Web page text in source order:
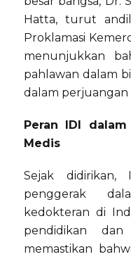
Hatta, turut
Proklamasi
menunjukkan
pahlawan dalam
dalam perjuangan
Peran IDI
Medis
Sejak
penggerak
kedokteran di
pendidikan
memastikan